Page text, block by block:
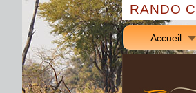
RANDO
Accueil